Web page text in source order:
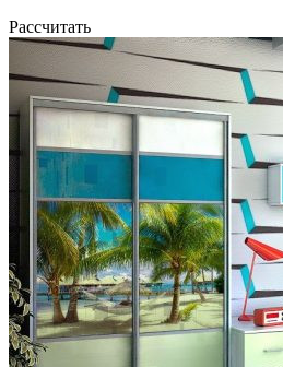
Рассчитать